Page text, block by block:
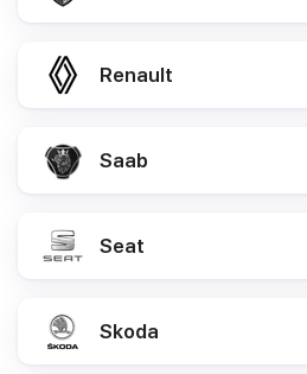
Renault
Saab
Seat
Skoda